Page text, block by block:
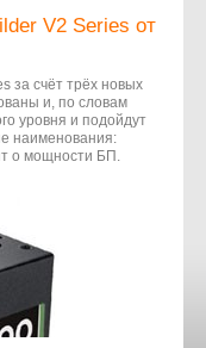
V2 Series от
за счёт трёх новых
и, по словам
уровня и подойдут
наименования:
о мощности БП.